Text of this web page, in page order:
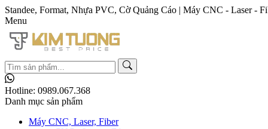
Standee, Format, Nhựa PVC, Cờ Quảng Cáo | Máy CNC - Laser -
Menu
Hotline: 0989.067.368
Danh mục sản phẩm
Máy CNC, Laser, Fiber